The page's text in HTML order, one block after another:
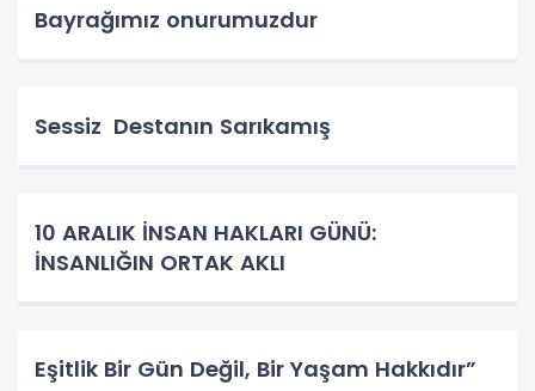
Bayrağımız onurumuzdur
Sessiz Destanın Sarıkamış
10 ARALIK İNSAN HAKLARI GÜNÜ:
İNSANLIĞIN ORTAK AKLI
Eşitlik Bir Gün Değil, Bir Yaşam Hakkıdır”